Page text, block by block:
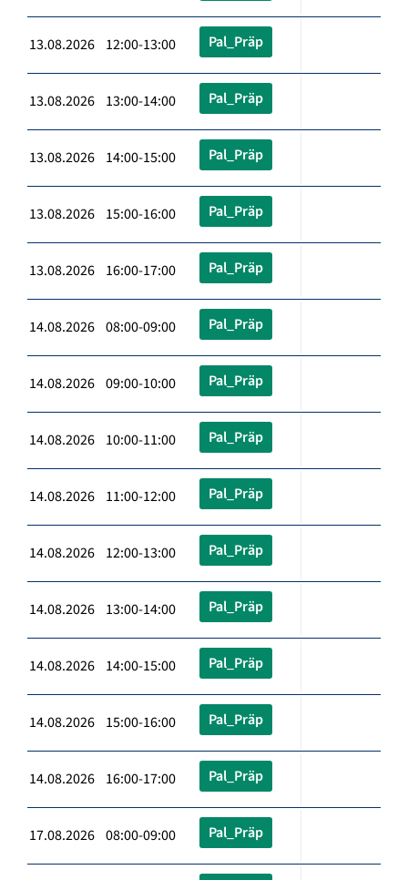
13.08.2026 12:00-13:00 Pal_Präp
13.08.2026 13:00-14:00 Pal_Präp
13.08.2026 14:00-15:00 Pal_Präp
13.08.2026 15:00-16:00 Pal_Präp
13.08.2026 16:00-17:00 Pal_Präp
14.08.2026 08:00-09:00 Pal_Präp
14.08.2026 09:00-10:00 Pal_Präp
14.08.2026 10:00-11:00 Pal_Präp
14.08.2026 11:00-12:00 Pal_Präp
14.08.2026 12:00-13:00 Pal_Präp
14.08.2026 13:00-14:00 Pal_Präp
14.08.2026 14:00-15:00 Pal_Präp
14.08.2026 15:00-16:00 Pal_Präp
14.08.2026 16:00-17:00 Pal_Präp
17.08.2026 08:00-09:00 Pal_Präp